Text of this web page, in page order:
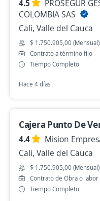
Auxiliar Operativo
Cali, Valle del Cauca
$ 1.750.509,00 (Mensual)
Hace 19 horas
Gerente de
4,5
S.A.S
Hace 19 horas
4.5
PROSEGUR
COLOMBIA SAS
Cali, Valle del Cauca
$ 1.750.905,00 (Mensual)
Contrato a término fijo
Tiempo Completo
Hace 4 días
Cajera Punto De
4.4
Mision
Cali, Valle del Cauca
$ 1.750.905,00 (Mensual)
Contrato de Obra o labor
Tiempo Completo